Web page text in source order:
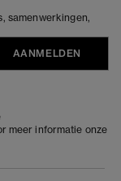
samenwerkingen,
AANMELDEN
meer informatie onze